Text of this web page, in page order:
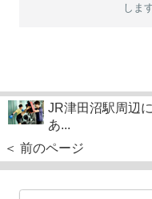
しま
JR津田沼駅周辺に
あ...
＜ 前のページ